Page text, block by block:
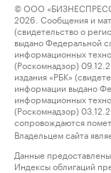
© ООО
2026. Сообщения и
(свидетельство о
выдано Федеральной
информационных
(Роскомнадзор)
издания «РБК»
информации выдано
информационных
(Роскомнадзор)
сопровождаются
Владельцем сайта
Данные
Индексы облигаций